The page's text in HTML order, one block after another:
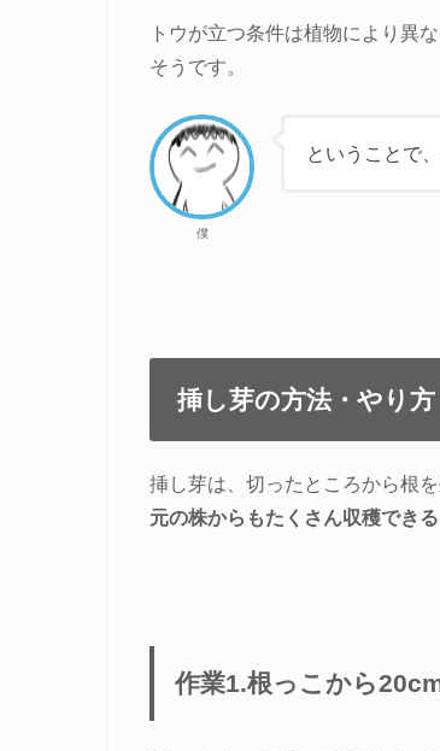
トウが立つ条件は植物により異な
そうです。
僕
ということで
挿し芽の方法・やり方
挿し芽は、切ったところから根を
元の株からもたくさん収穫でき
作業1.根っこから